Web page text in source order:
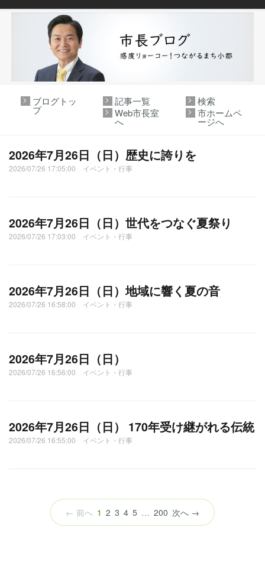
ブログトッ
プ
記事一覧
検索
Web市長室
へ
市ホームペ
ージへ
2026年7月26日（日）歴史に誇りを
2026/07/26 17:05:00 イベント・行事
2026年7月26日（日）世代をつなぐ夏祭り
2026/07/26 17:03:00 イベント・行事
2026年7月26日（日）地域に響く夏の音
2026/07/26 16:58:00 イベント・行事
2026年7月26日（日）
2026/07/26 16:56:00 イベント・行事
2026年7月26日（日） 170年受け継がれる伝統
2026/07/26 16:55:00 イベント・行事
← 前へ 1 （こ
の
2 3 4 5 … 200 次へ →